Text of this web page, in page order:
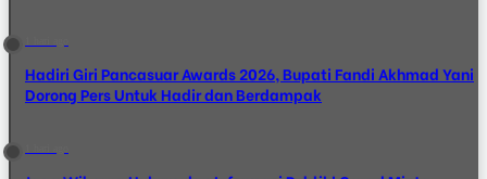
Hadiri Giri Pancasuar Awards 2026, Bupati Fandi Akhmad Yani
Dorong Pers Untuk Hadir dan Berdampak